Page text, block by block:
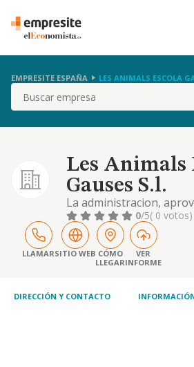
EMPRESITE ESPAÑA LES ANIMALS ESCOLA
Buscar
Les Animals
Gauses S.l.
La administracion,
utilizacion de bienes
arrendamiento activo -
alguna otra forma valida
cualquiera que sea el
los mismos. etc
0/5( 0 votos)
LLAMARSITIO WEB CÓMO
LLEGAR
VER
INFORME
DIRECCIÓN Y CONTACTO